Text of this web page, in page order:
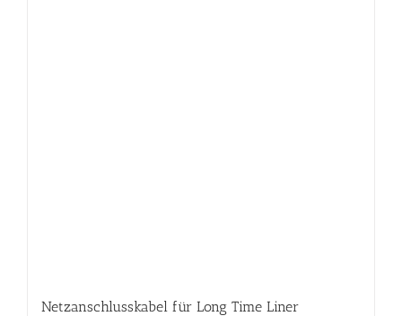
Netzanschlusskabel für Long Time Liner